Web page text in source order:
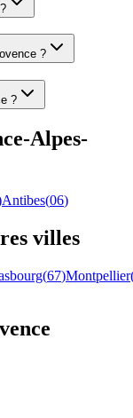
?
?
Alpes-
Antibes(06)
villes
(67)Montpellier